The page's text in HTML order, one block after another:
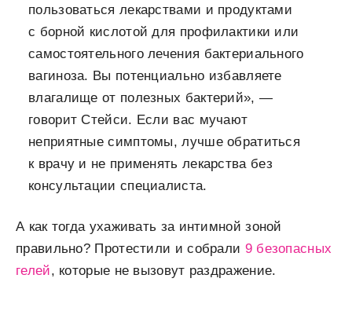
пользоваться лекарствами и продуктами
с борной кислотой для профилактики или
самостоятельного лечения бактериального
вагиноза. Вы потенциально избавляете
влагалище от полезных бактерий», —
говорит Стейси. Если вас мучают
неприятные симптомы, лучше обратиться
к врачу и не применять лекарства без
консультации специалиста.
А как тогда ухаживать за интимной зоной
правильно? Протестили и собрали 9 безопасных
гелей, которые не вызовут раздражение.